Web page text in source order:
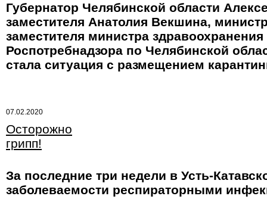
Губернатор Челябинской области
заместителя Анатолия Векшина,
заместителя министра
Роспотребнадзора по Челябинской
стала ситуация с размещением
07.02.2020
Осторожно
грипп!
За последние три недели в Усть-
заболеваемости респираторными